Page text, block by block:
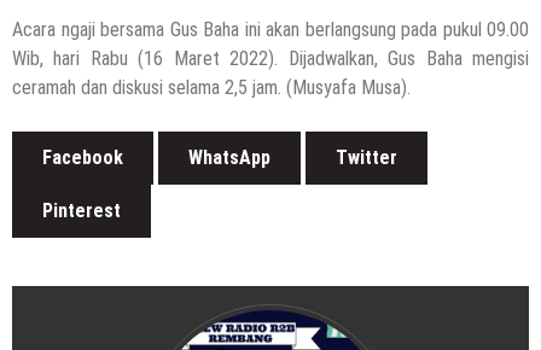
12 November 2021 bymusa r2b
Acara ngaji bersama Gus Baha ini akan berlangsung pada pukul 09.00
Wib, hari Rabu (16 Maret 2022). Dijadwalkan, Gus Baha mengisi
ceramah dan diskusi selama 2,5 jam. (Musyafa Musa).
Facebook WhatsApp Twitter
Pinterest